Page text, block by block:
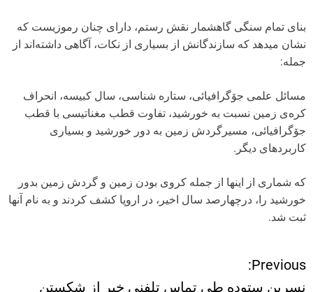
بنای تمام سنگی گاهشمار نقش رستم، دارای چنان رموزیست که
نشان میدهد که سازندگانش از بسیاری از نکات، آگاهی داشته‌اند از
جمله:
مسائل علمی جۆگرافیائی، ستاره شناسی، سال کبیسه، انحراف
کره‌ی زمین نسبت به خورشید، تفاوت قطب مغناتیسی با قطب
جۆگرافیائی، مسیرگردش زمین به دور خورشید و بسیاری
کاربردهای دیگر.
که شماری از اینها از جمله کروی بودن زمین و گردش زمین بدور
خورشید را، درچهارصد سال اخیر، در اروپا کشف کردند و به نام آنها
ثبت شد.
ر
Previous:
نسرین ستوده طی تماس تلفنی خبر از شکستن